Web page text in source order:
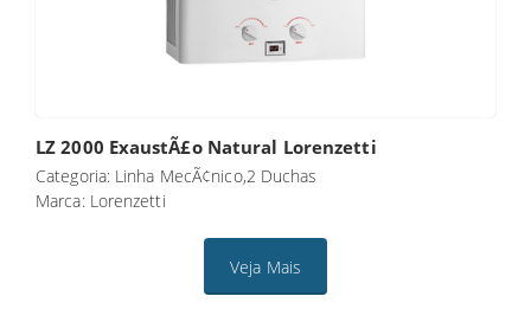
LZ 2000 ExaustÃ£o Natural Lorenzetti
Categoria: Linha MecÃ¢nico,2 Duchas
Marca: Lorenzetti
Veja Mais